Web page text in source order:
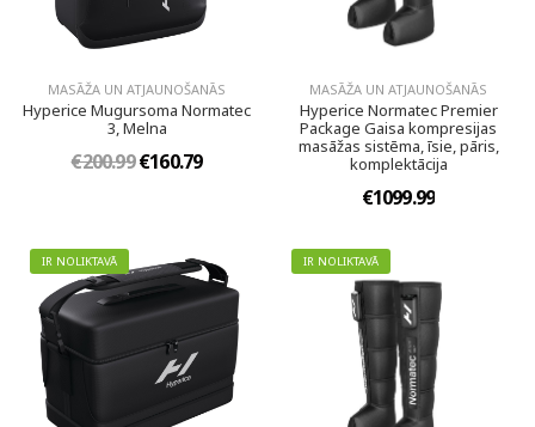
MASĀŽA UN ATJAUNOŠANĀS
Hyperice Mugursoma Normatec
3, Melna
€200.99€160.79
MASĀŽA UN ATJAUNOŠANĀS
Hyperice Normatec Premier
Package Gaisa kompresijas
masāžas sistēma, īsie, pāris,
komplektācija
€1099.99
IR NOLIKTAVĀ IR NOLIKTAVĀ